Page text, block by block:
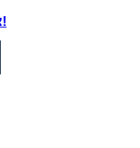
צור משלך!